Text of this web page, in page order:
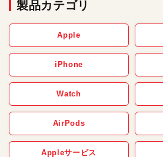
製品カテゴリ
Apple
iPhone
Watch
AirPods
Appleサービス